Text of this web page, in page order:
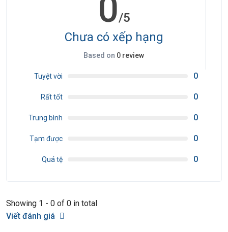
0/5
Chưa có xếp hạng
Based on 0 review
Tuyệt vời 0
Rất tốt 0
Trung bình 0
Tạm được 0
Quá tệ 0
Showing 1 - 0 of 0 in total
Viết đánh giá